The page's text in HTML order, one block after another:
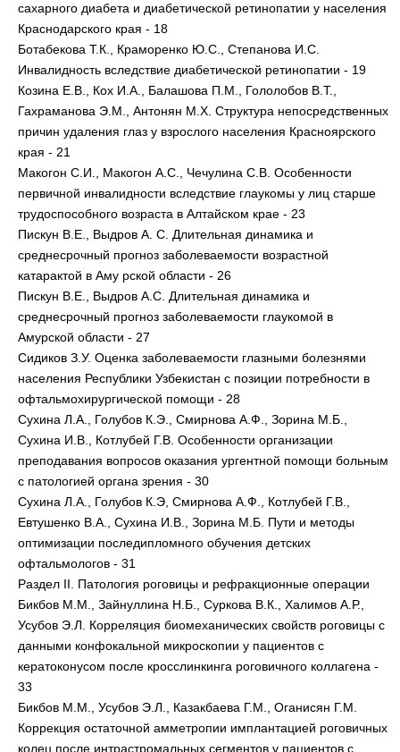
сахарного диабета и диабетической ретинопатии у населения
Краснодарского края - 18
Ботабекова Т.К., Краморенко Ю.С., Степанова И.С.
Инвалидность вследствие диабетической ретинопатии - 19
Козина Е.В., Кох И.А., Балашова П.М., Гололобов В.Т.,
Гахраманова Э.М., Антонян М.Х. Структура непосредственных
причин удаления глаз у взрослого населения Красноярского
края - 21
Макогон С.И., Макогон А.С., Чечулина С.В. Особенности
первичной инвалидности вследствие глаукомы у лиц старше
трудоспособного возраста в Алтайском крае - 23
Пискун В.Е., Выдров А. С. Длительная динамика и
среднесрочный прогноз заболеваемости возрастной
катарактой в Аму рской области - 26
Пискун В.Е., Выдров А.С. Длительная динамика и
среднесрочный прогноз заболеваемости глаукомой в
Амурской области - 27
Сидиков З.У. Оценка заболеваемости глазными болезнями
населения Республики Узбекистан с позиции потребности в
офтальмохирургической помощи - 28
Сухина Л.А., Голубов К.Э., Смирнова А.Ф., Зорина М.Б.,
Сухина И.В., Котлубей Г.В. Особенности организации
преподавания вопросов оказания ургентной помощи больным
с патологией органа зрения - 30
Сухина Л.А., Голубов К.Э, Смирнова А.Ф., Котлубей Г.В.,
Евтушенко В.А., Сухина И.В., Зорина М.Б. Пути и методы
оптимизации последипломного обучения детских
офтальмологов - 31
Раздел II. Патология роговицы и рефракционные операции
Бикбов М.М., Зайнуллина Н.Б., Суркова В.К., Халимов А.Р.,
Усубов Э.Л. Корреляция биомеханических свойств роговицы с
данными конфокальной микроскопии у пациентов с
кератоконусом после кросслинкинга роговичного коллагена -
33
Бикбов М.М., Усубов Э.Л., Казакбаева Г.М., Оганисян Г.М.
Коррекция остаточной амметропии имплантацией роговичных
колец после интрастромальных сегментов у пациентов с